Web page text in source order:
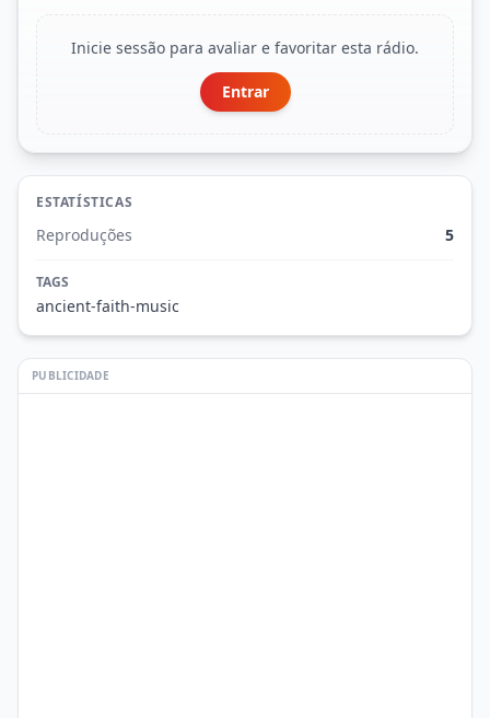
Inicie sessão para avaliar e favoritar esta rádio.
Entrar
ESTATÍSTICAS
Reproduções 5
TAGS
ancient-faith-music
PUBLICIDADE